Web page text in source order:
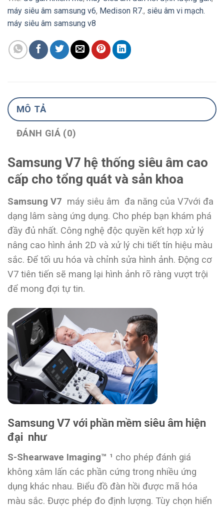
máy siêu âm samsung v6, Medison R7., siêu âm vi mạch.
máy siêu âm samsung v8
MÔ TẢ
ĐÁNH GIÁ (0)
Samsung V7 hệ thống siêu âm cao
cấp cho tổng quát và sản khoa
Samsung V7 máy siêu âm đa năng của V7với đa
dạng lâm sàng ứng dụng. Cho phép bạn khám phá
đầy đủ nhất. Công nghệ độc quyền kết hợp xử lý
nâng cao hình ảnh 2D và xử lý chi tiết tín hiệu màu
sắc. Để tối ưu hóa và chỉnh sửa hình ảnh. Động cơ
V7 tiên tiến sẽ mang lại hình ảnh rõ ràng vượt trội
để mong đợi tự tin.
Samsung V7 với phần mềm siêu âm hiện
đại như
S-Shearwave Imaging™ ¹ cho phép đánh giá
không xâm lấn các phần cứng trong nhiều ứng
dụng khác nhau. Biểu đồ đàn hồi được mã hóa
màu sắc. Được phép đo định lượng. Tùy chọn hiển